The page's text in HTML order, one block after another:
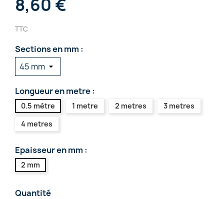
8,60 €
TTC
Sections en mm :
Longueur en metre :
0.5 mètre 1 metre 2 metres
3 metres
4 metres
Epaisseur en mm :
2 mm
Quantité